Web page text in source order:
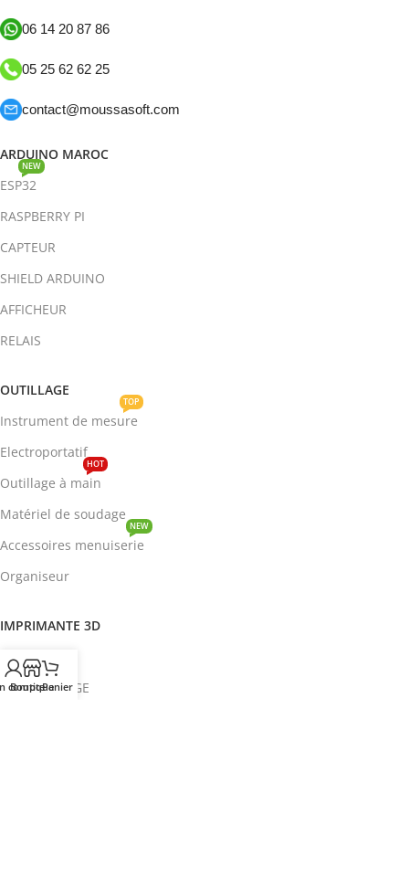
06 14 20 87 86
05 25 62 62 25
contact@moussasoft.com
ARDUINO MAROC
ESP32
NEW
RASPBERRY PI
CAPTEUR
SHIELD ARDUINO
AFFICHEUR
RELAIS
OUTILLAGE
Instrument de mesure
TOP
Electroportatif
Outillage à main
HOT
Matériel de soudage
Accessoires menuiserie
NEW
Organiseur
IMPRIMANTE 3D
ROBOTIQUE
PROTOTYPAGE
compte
BoutiquePanier